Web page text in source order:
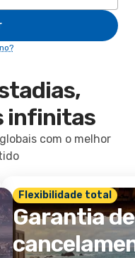
infinitas
com o melhor
Flexibilidade total
Garantia de